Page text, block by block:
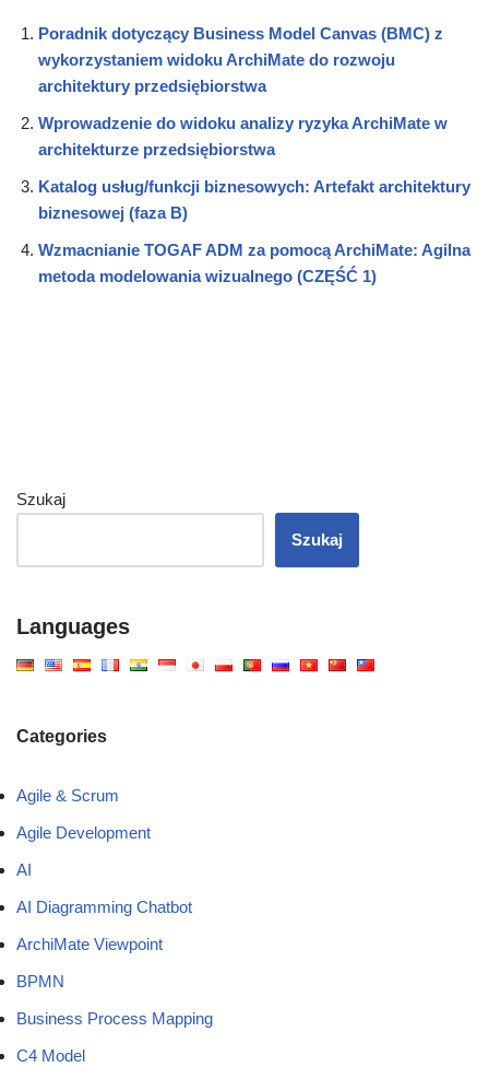
Poradnik dotyczący Business Model Canvas (BMC) z
wykorzystaniem widoku ArchiMate do rozwoju
architektury przedsiębiorstwa
Wprowadzenie do widoku analizy ryzyka ArchiMate w
architekturze przedsiębiorstwa
Katalog usług/funkcji biznesowych: Artefakt architektury
biznesowej (faza B)
Wzmacnianie TOGAF ADM za pomocą ArchiMate: Agilna
metoda modelowania wizualnego (CZĘŚĆ 1)
Szukaj
Szukaj
Languages
Categories
Agile & Scrum
Agile Development
AI
AI Diagramming Chatbot
ArchiMate Viewpoint
BPMN
Business Process Mapping
C4 Model